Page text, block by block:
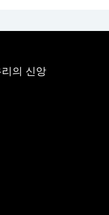
의 신앙